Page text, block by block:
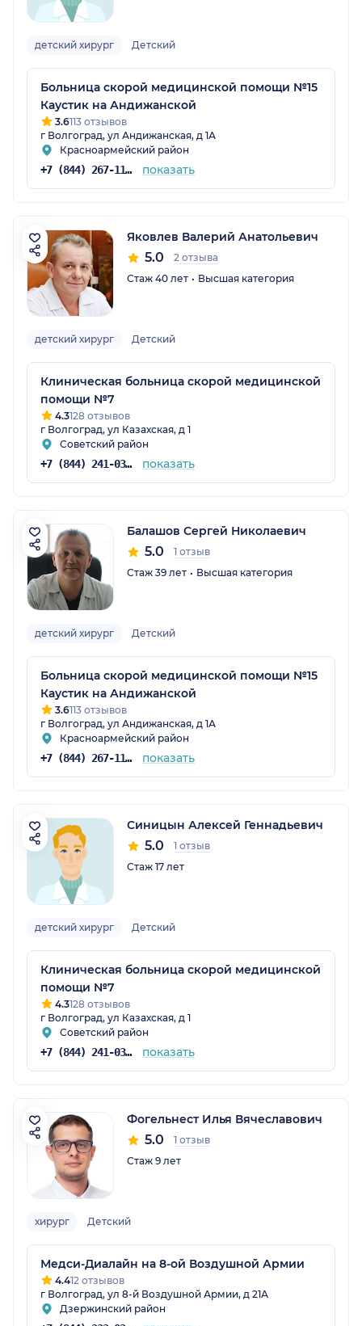
детский хирург Детский
Больница скорой медицинской помощи №15
Каустик на Андижанской
3.6113 отзывов
г Волгоград, ул Андижанская, д 1А
Красноармейский район
+7 (844) 267-11-53 показать
Яковлев Валерий Анатольевич
5.0
2 отзыва
Стаж 40 лет
Высшая категория
детский хирург Детский
Клиническая больница скорой медицинской
помощи №7
4.3128 отзывов
г Волгоград, ул Казахская, д 1
Советский район
+7 (844) 241-03-80 показать
Балашов Сергей Николаевич
5.0
1 отзыв
Стаж 39 лет
Высшая категория
детский хирург Детский
Больница скорой медицинской помощи №15
Каустик на Андижанской
3.6113 отзывов
г Волгоград, ул Андижанская, д 1А
Красноармейский район
+7 (844) 267-11-53 показать
Синицын Алексей Геннадьевич
5.0
1 отзыв
Стаж 17 лет
детский хирург Детский
Клиническая больница скорой медицинской
помощи №7
4.3128 отзывов
г Волгоград, ул Казахская, д 1
Советский район
+7 (844) 241-03-80 показать
Фогельнест Илья Вячеславович
5.0
1 отзыв
Стаж 9 лет
хирург Детский
Медси-Диалайн на 8-ой Воздушной Армии
4.412 отзывов
г Волгоград, ул 8-й Воздушной Армии, д 21А
Дзержинский район